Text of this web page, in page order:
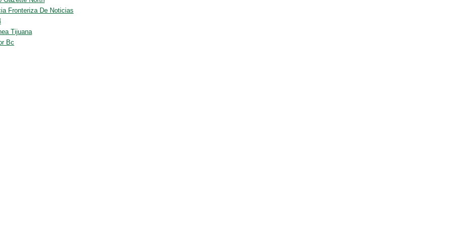
Fronteriza De Noticias
Tijuana
Bc